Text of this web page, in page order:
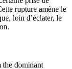
rupture amène le
loin d’éclater, le
the dominant